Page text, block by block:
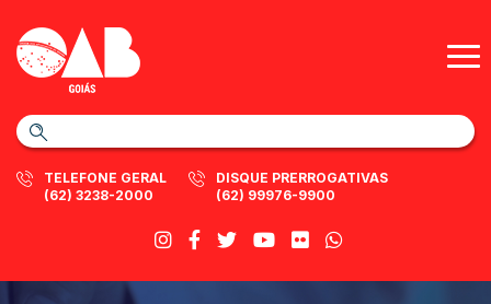
TELEFONE GERAL
(62) 3238-2000
DISQUE PRERROGATIVAS
(62) 99976-9900